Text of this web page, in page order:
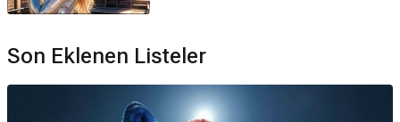
Son Eklenen Listeler